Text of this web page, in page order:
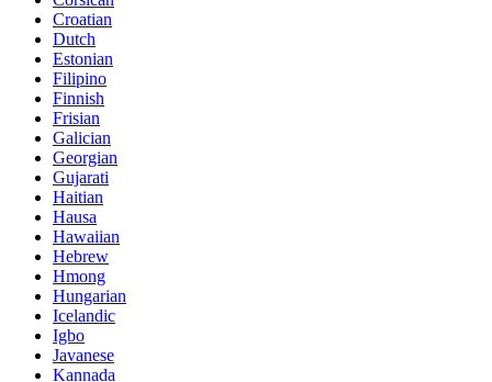
Croatian
Dutch
Estonian
Filipino
Finnish
Frisian
Galician
Georgian
Gujarati
Haitian
Hausa
Hawaiian
Hebrew
Hmong
Hungarian
Icelandic
Igbo
Javanese
Kannada